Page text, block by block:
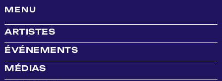
MENU
ARTISTES
ÉVÉNEMENTS
MÉDIAS